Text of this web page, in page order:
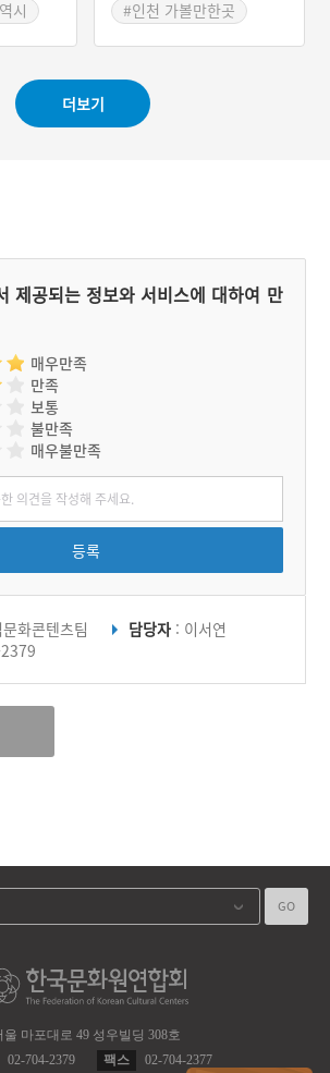
시
#인천 가볼만한곳
더보기
제공되는 정보와 서비스에 대하여 만
매우만족
만족
보통
불만족
매우불만족
등록
화콘텐츠팀 담당자 : 이서연
울 마포대로 49 성우빌딩 308호
02-704-2379 팩스 02-704-2377
GO